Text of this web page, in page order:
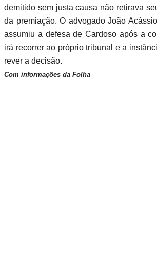
demitido sem justa causa não retirava
da premiação. O advogado João
assumiu a defesa de Cardoso após a
irá recorrer ao próprio tribunal e a
rever a decisão.
Com informações da Folha